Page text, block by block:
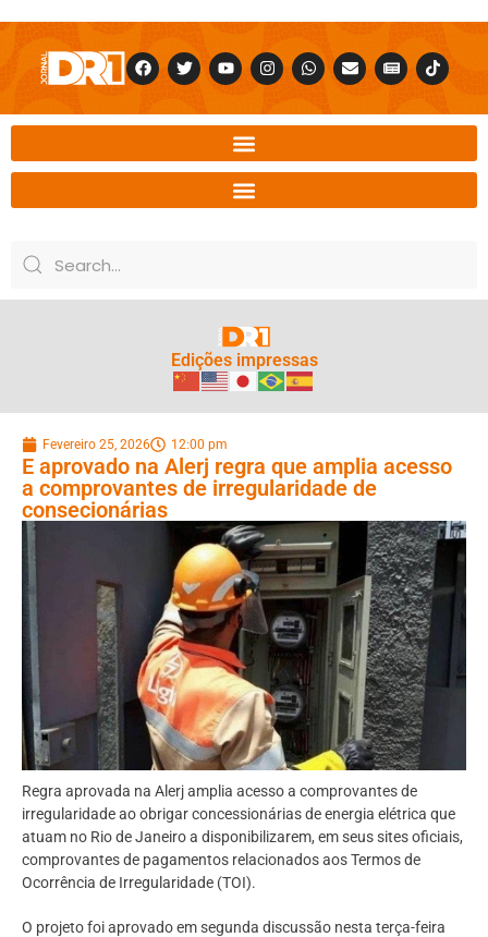
Edições impressas
Fevereiro 25, 2026 12:00 pm
E aprovado na Alerj regra que amplia acesso
a comprovantes de irregularidade de
consecionárias
Regra aprovada na Alerj amplia acesso a comprovantes de
irregularidade ao obrigar concessionárias de energia elétrica que
atuam no Rio de Janeiro a disponibilizarem, em seus sites oficiais,
comprovantes de pagamentos relacionados aos Termos de
Ocorrência de Irregularidade (TOI).
O projeto foi aprovado em segunda discussão nesta terça-feira